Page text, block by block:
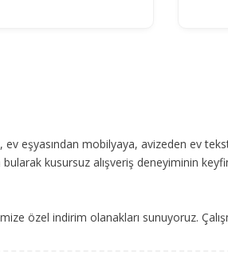
eşyasından mobilyaya, avizeden ev
kusursuz alışveriş deneyiminin
özel indirim olanakları sunuyoruz.